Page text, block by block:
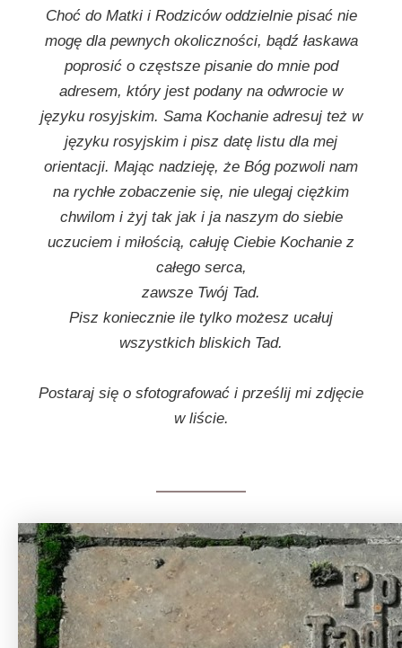
Choć do Matki i Rodziców oddzielnie pisać nie
mogę dla pewnych okoliczności, bądź łaskawa
poprosić o częstsze pisanie do mnie pod
adresem, który jest podany na odwrocie w
języku rosyjskim. Sama Kochanie adresuj też w
języku rosyjskim i pisz datę listu dla mej
orientacji. Mając nadzieję, że Bóg pozwoli nam
na rychłe zobaczenie się, nie ulegaj ciężkim
chwilom i żyj tak jak i ja naszym do siebie
uczuciem i miłością, całuję Ciebie Kochanie z
całego serca,
zawsze Twój Tad.
Pisz koniecznie ile tylko możesz ucałuj
wszystkich bliskich Tad.
Postaraj się o sfotografować i prześlij mi zdjęcie
w liście.